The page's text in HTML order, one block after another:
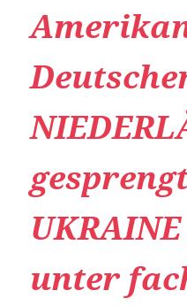
unter